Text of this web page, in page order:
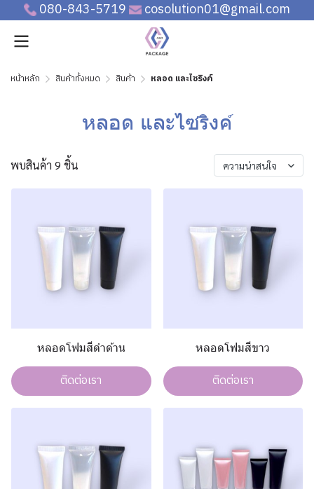
080-843-5719 cosolution01@gmail.com
หน้าหลัก สินค้าทั้งหมด สินค้า หลอด และไซริงค์
หลอด และไซริงค์
พบสินค้า 9 ชิ้น ความน่าสนใจ
หลอดโฟมสีดำด้าน
ติดต่อเรา
หลอดโฟมสีขาว
ติดต่อเรา